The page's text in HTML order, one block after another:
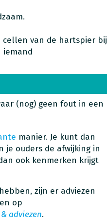
cellen van de hartspier bij
iemand
(nog) geen fout in een
manier. Je kunt dan
je ouders de afwijking in
ook kenmerken krijgt
zijn er adviezen
op
adviezen.